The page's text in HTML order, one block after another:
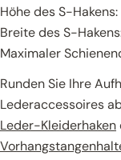
Höhe des S-
Breite des S-
Maximaler
Runden Sie Ihre
Lederaccessoires
Leder-Kleiderhaken